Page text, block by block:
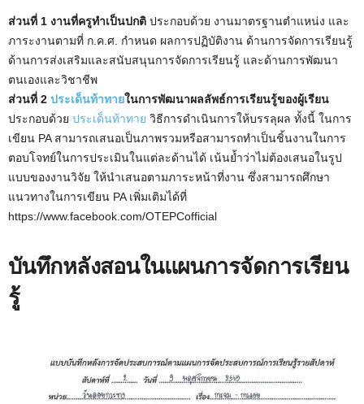
ส่วนที่ 1 งานที่ครูทำเป็นปกติ ประกอบด้วย งานมาตรฐานตำแหน่ง และ
ภาระงานตามที่ ก.ค.ศ. กำหนด ผลการปฏิบัติงาน ด้านการจัดการเรียนรู้
ด้านการส่งเสริมและสนับสนุนการจัดการเรียนรู้ และด้านการพัฒนา
ตนเองและวิชาชีพ
ส่วนที่ 2 ประเด็นท้าทายในการพัฒนาผลลัพธ์การเรียนรู้ของผู้เรียน
ประกอบด้วย ประเด็นท้าทาย วิธีการดำเนินการให้บรรลุผล ทั้งนี้ ในการ
เขียน PA สามารถเสนอเป็นภาพรวมหรือสามารถทำเป็นชิ้นงานในการ
ตอบโจทย์ในการประเมินในแต่ละด้านได้ เน้นย้ำว่าไม่ต้องเสนอในรูป
แบบของงานวิจัย ให้นำเสนอตามภาระหน้าที่งาน ซึ่งสามารถศึกษา
แนวทางในการเขียน PA เพิ่มเติมได้ที่
https://www.facebook.com/OTEPCofficial
บันทึกหลังสอนในแผนการจัดการเรียน
รู้